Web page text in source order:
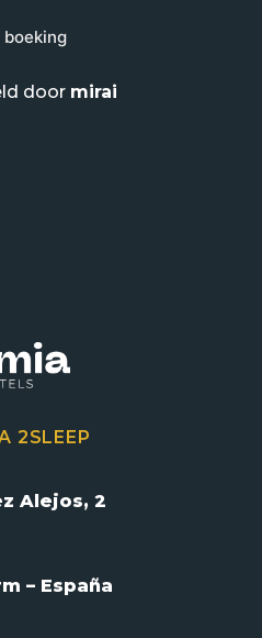
boeking
door mirai
2SLEEP
Alejos, 2
– España